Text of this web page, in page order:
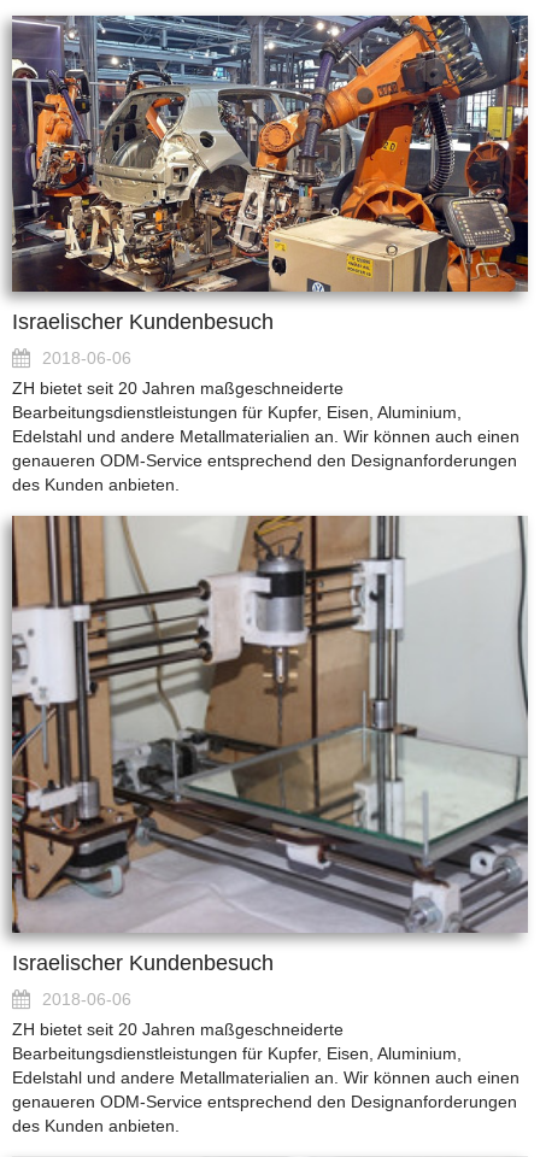
Israelischer Kundenbesuch
2018-06-06
ZH bietet seit 20 Jahren maßgeschneiderte
Bearbeitungsdienstleistungen für Kupfer, Eisen, Aluminium,
Edelstahl und andere Metallmaterialien an. Wir können auch einen
genaueren ODM-Service entsprechend den Designanforderungen
des Kunden anbieten.
Israelischer Kundenbesuch
2018-06-06
ZH bietet seit 20 Jahren maßgeschneiderte
Bearbeitungsdienstleistungen für Kupfer, Eisen, Aluminium,
Edelstahl und andere Metallmaterialien an. Wir können auch einen
genaueren ODM-Service entsprechend den Designanforderungen
des Kunden anbieten.